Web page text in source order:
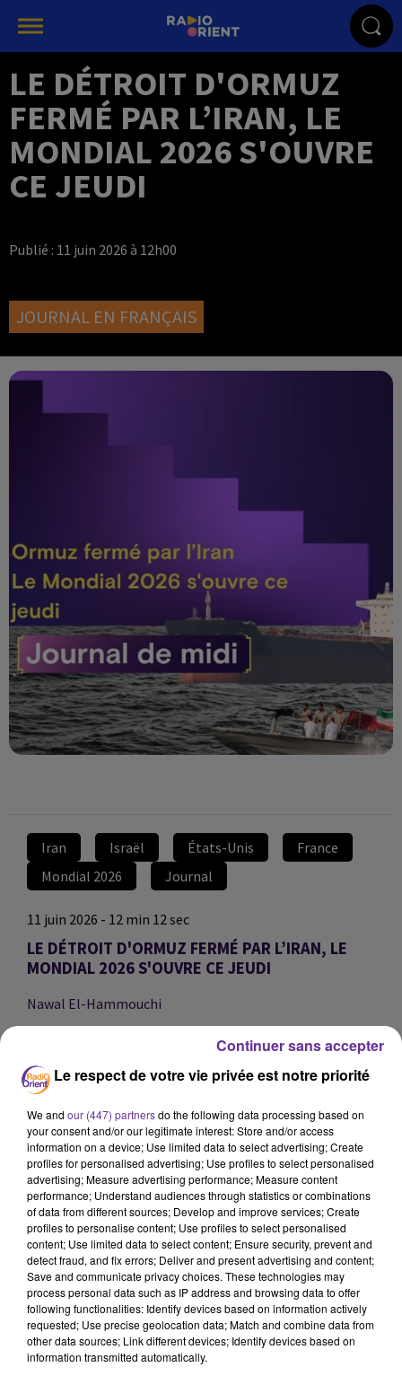
LE DÉTROIT D'ORMUZ
FERMÉ PAR L’IRAN, LE
MONDIAL 2026 S'OUVRE
CE JEUDI
Publié : 11 juin 2026 à 12h00
JOURNAL EN FRANÇAIS
Iran Israël États-Unis
France
Mondial 2026
Journal
11 juin 2026 - 12 min 12 sec
LE DÉTROIT D'ORMUZ FERMÉ PAR L’IRAN, LE
MONDIAL 2026 S'OUVRE CE JEUDI
Nawal El-Hammouchi
Au sommaire
L'autorité maritime iranienne a confirmé la fermeture
totale du détroit d'Ormuz, passage stratégique pour les
hydrocarbures, en riposte aux frappes menées par les
Etats-Unis dans la nuit.
Mondial 2026. La compétition ouvre ses portes aux
États-Unis, au Mexique et au Canada avec un premier
match ce jeudi entre le Mexique et l’Afrique du Sud à
Mexico.
Il a été l’un des premiers à raconter l’histoire des
immigrés en France. L’écrivain et cinéaste franco-
algérien Medhi Charef est décédé.
Le respect de votre vie privée est notre priorité
We and our (447) partnersdo the following data processing based on
your consent and/or our legitimate interest: Store and/or access
information on a device; Use limited data to select advertising; Create
profiles for personalised advertising; Use profiles to select personalised
advertising; Measure advertising performance; Measure content
performance; Understand audiences through statistics or combinations
of data from different sources; Develop and improve services; Create
profiles to personalise content; Use profiles to select personalised
content; Use limited data to select content; Ensure security, prevent and
detect fraud, and fix errors; Deliver and present advertising and content;
Save and communicate privacy choices. These technologies may
process personal data such as IP address and browsing data to offer
following functionalities: Identify devices based on information actively
requested; Use precise geolocation data; Match and combine data from
other data sources; Link different devices; Identify devices based on
information transmitted automatically.
Continuer sans accepter